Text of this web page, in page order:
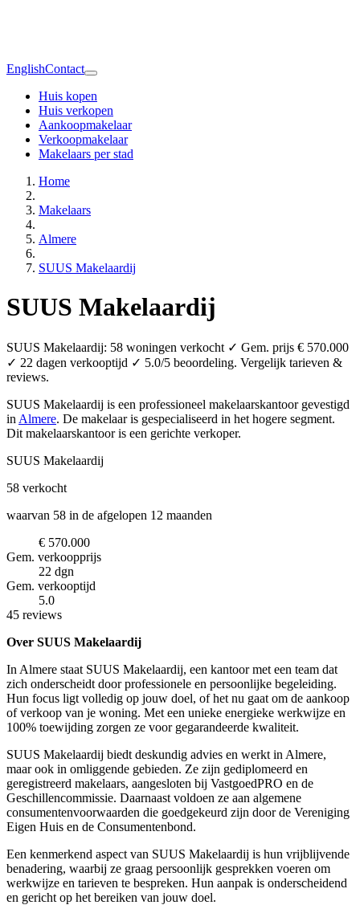
EnglishContact
Huis kopen
Huis verkopen
Aankoopmakelaar
Verkoopmakelaar
Makelaars per stad
Home
Makelaars
Almere
SUUS Makelaardij
SUUS Makelaardij
SUUS Makelaardij: 58 woningen verkocht ✓ Gem. prijs € 570.000
✓ 22 dagen verkooptijd ✓ 5.0/5 beoordeling. Vergelijk tarieven &
reviews.
SUUS Makelaardij is een professioneel makelaarskantoor gevestigd
in Almere. De makelaar is gespecialiseerd in het hogere segment.
Dit makelaarskantoor is een gerichte verkoper.
SUUS Makelaardij
58 verkocht
waarvan 58 in de afgelopen 12 maanden
€ 570.000
Gem. verkoopprijs
22 dgn
Gem. verkooptijd
5.0
45 reviews
Over SUUS Makelaardij
In Almere staat SUUS Makelaardij, een kantoor met een team dat
zich onderscheidt door professionele en persoonlijke begeleiding.
Hun focus ligt volledig op jouw doel, of het nu gaat om de aankoop
of verkoop van je woning. Met een unieke energieke werkwijze en
100% toewijding zorgen ze voor gegarandeerde kwaliteit.
SUUS Makelaardij biedt deskundig advies en werkt in Almere,
maar ook in omliggende gebieden. Ze zijn gediplomeerd en
geregistreerd makelaars, aangesloten bij VastgoedPRO en de
Geschillencommissie. Daarnaast voldoen ze aan algemene
consumentenvoorwaarden die goedgekeurd zijn door de Vereniging
Eigen Huis en de Consumentenbond.
Een kenmerkend aspect van SUUS Makelaardij is hun vrijblijvende
benadering, waarbij ze graag persoonlijk gesprekken voeren om
werkwijze en tarieven te bespreken. Hun aanpak is onderscheidend
en gericht op het bereiken van jouw doel.